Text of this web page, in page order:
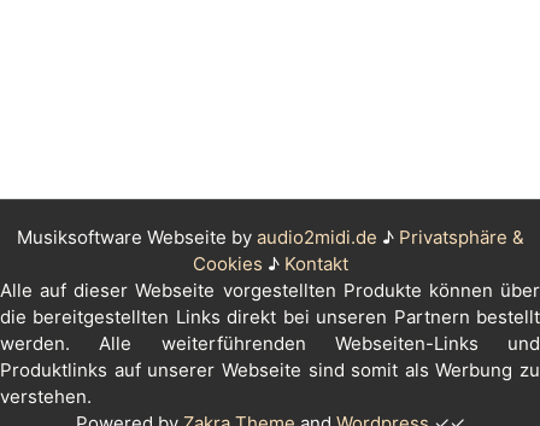
Musiksoftware Webseite by audio2midi.de ♪ Privatsphäre &
Cookies ♪ Kontakt
Alle auf dieser Webseite vorgestellten Produkte können über
die bereitgestellten Links direkt bei unseren Partnern bestellt
werden. Alle weiterführenden Webseiten-Links und
Produktlinks auf unserer Webseite sind somit als Werbung zu
verstehen.